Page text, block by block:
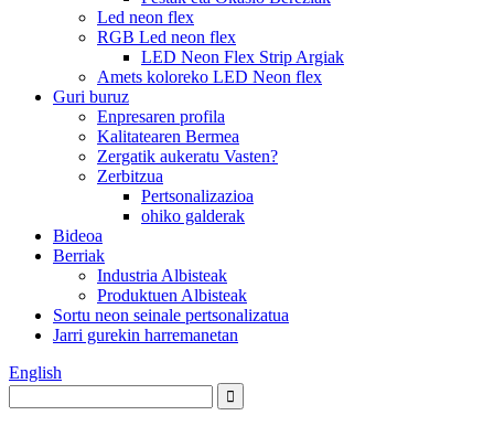
Led neon flex
RGB Led neon flex
LED Neon Flex Strip Argiak
Amets koloreko LED Neon flex
Guri buruz
Enpresaren profila
Kalitatearen Bermea
Zergatik aukeratu Vasten?
Zerbitzua
Pertsonalizazioa
ohiko galderak
Bideoa
Berriak
Industria Albisteak
Produktuen Albisteak
Sortu neon seinale pertsonalizatua
Jarri gurekin harremanetan
English